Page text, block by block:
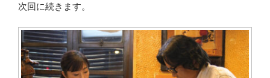
次回に続きます。